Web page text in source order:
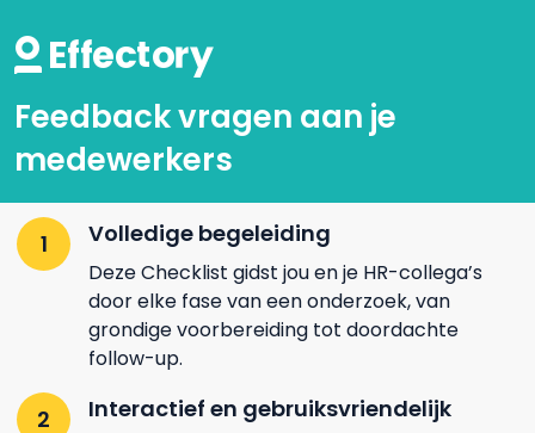
Feedback vragen aan je
medewerkers
Volledige begeleiding
Deze Checklist gidst jou en je HR-collega’s
door elke fase van een onderzoek, van
grondige voorbereiding tot doordachte
follow-up.
Interactief en gebruiksvriendelijk